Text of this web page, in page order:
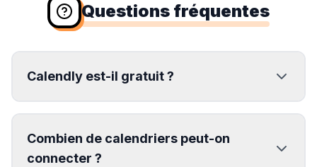
Questions fréquentes
Calendly est-il gratuit ?
Combien de calendriers peut-on
connecter ?